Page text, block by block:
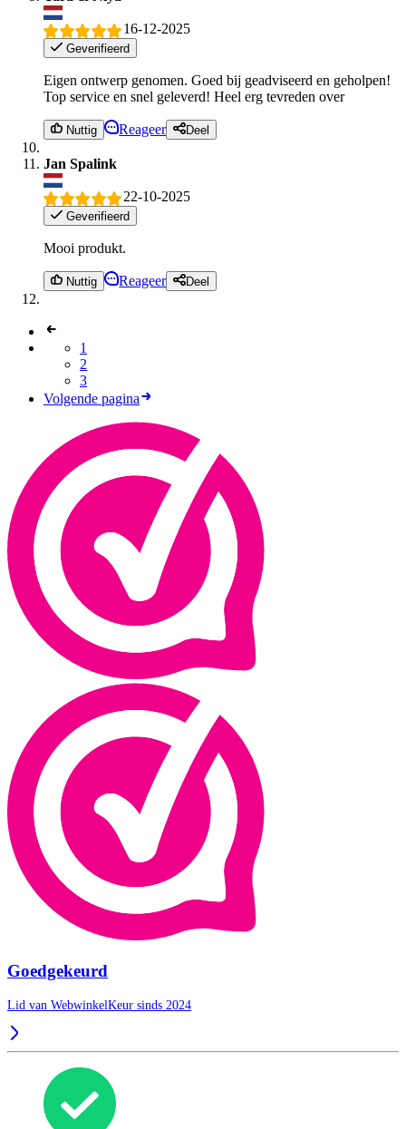
16-12-2025
Geverifieerd
Eigen ontwerp genomen. Goed bij geadviseerd en geholpen!
Top service en snel geleverd! Heel erg tevreden over
Nuttig Reageer Deel
Jan Spalink
22-10-2025
Geverifieerd
Mooi produkt.
Nuttig Reageer Deel
1
2
3
Volgende pagina
Goedgekeurd
Lid van WebwinkelKeur sinds 2024